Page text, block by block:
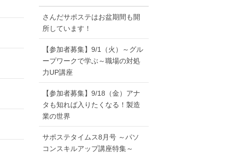
さんだサポステはお盆期間も開
所しています！
【参加者募集】9/1（火）～グル
ープワークで学ぶ～職場の対処
力UP講座
【参加者募集】9/18（金）アナ
タも知れば入りたくなる！製造
業の世界
サポステタイムス8月号 ～パソ
コンスキルアップ講座特集～